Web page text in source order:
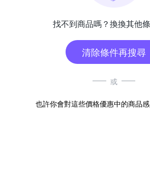
找不到商品嗎？換換其他
清除條件再搜尋
或
也許你會對這些價格優惠中的商品感